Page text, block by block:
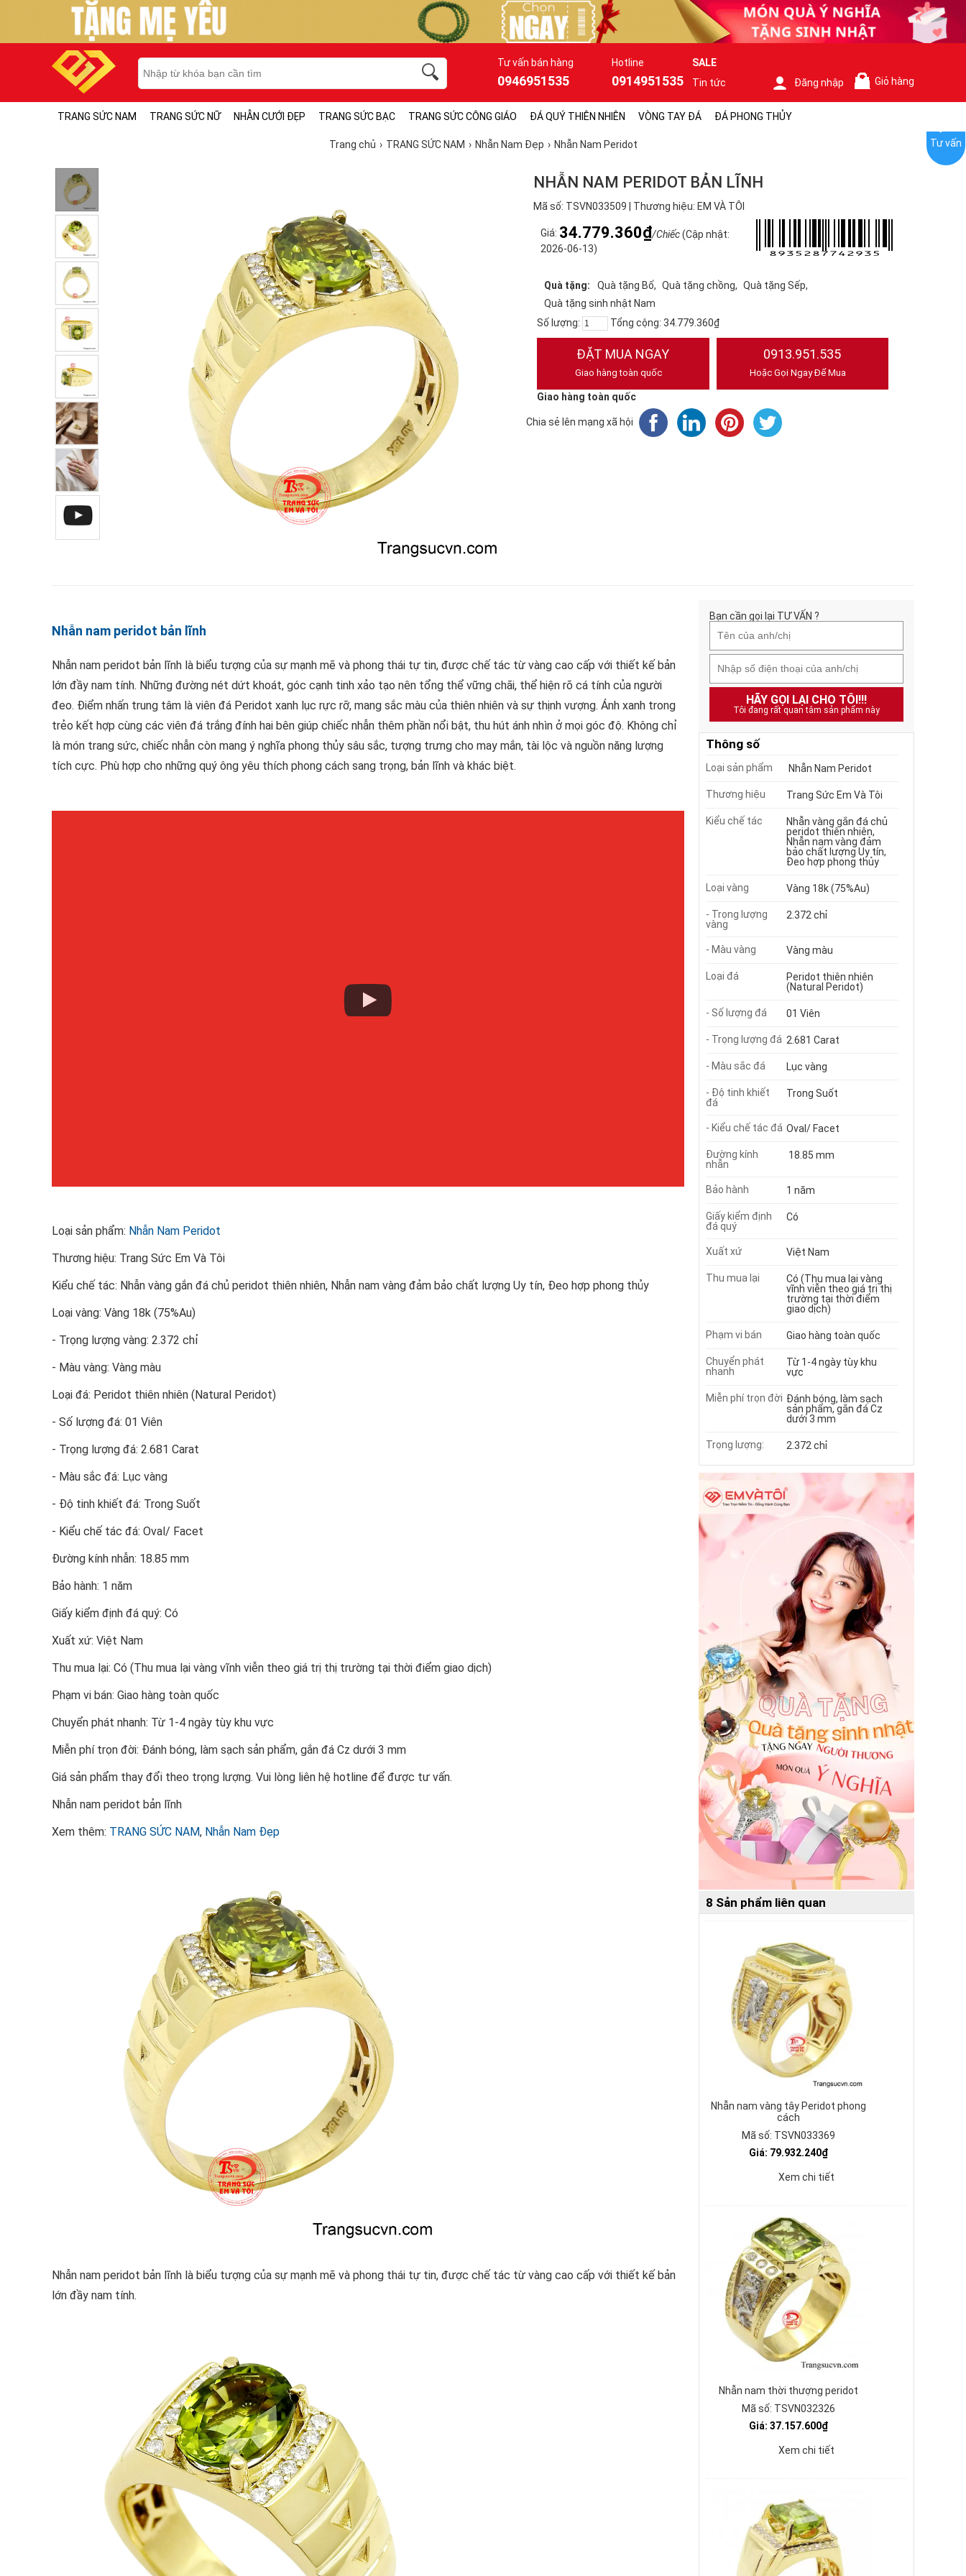
Tư vấn bán hàng
0946951535
Hotline
0914951535
SALE
Tin tức
Đăng nhập Giỏ hàng
TRANG SỨC NAM TRANG SỨC NỮ NHẪN CƯỚI ĐẸP TRANG SỨC BẠC TRANG SỨC CÔNG GIÁO ĐÁ QUÝ THIÊN NHIÊN VÒNG TAY ĐÁ ĐÁ PHONG THỦY
Trang chủ TRANG SỨC NAM Nhẫn Nam Đẹp Nhẫn Nam Peridot
NHẪN NAM PERIDOT BẢN LĨNH
Mã số: TSVN033509 | Thương hiệu: EM VÀ TÔI
Giá: 34.779.360₫/Chiếc(Cập nhật:
2026-06-13)
Quà tặng: Quà tặng Bố Quà tặng chồng
Quà tặng Sếp
Quà tặng sinh nhật Nam
Số lượng:
Tổng cộng: 34.779.360₫
ĐẶT MUA NGAY
Giao hàng toàn quốc
0913.951.535
Hoặc Gọi Ngay Để Mua
Giao hàng toàn quốc
Chia sẻ lên mạng xã hội
Nhẫn nam peridot bản lĩnh
Nhẫn nam peridot bản lĩnh là biểu tượng của sự mạnh mẽ và phong thái tự tin, được chế tác từ vàng cao cấp với thiết kế bản
lớn đầy nam tính. Những đường nét dứt khoát, góc cạnh tinh xảo tạo nên tổng thể vững chãi, thể hiện rõ cá tính của người
đeo. Điểm nhấn trung tâm là viên đá Peridot xanh lục rực rỡ, mang sắc màu của thiên nhiên và sự thịnh vượng. Ánh xanh trong
trẻo kết hợp cùng các viên đá trắng đính hai bên giúp chiếc nhẫn thêm phần nổi bật, thu hút ánh nhìn ở mọi góc độ. Không chỉ
là món trang sức, chiếc nhẫn còn mang ý nghĩa phong thủy sâu sắc, tượng trưng cho may mắn, tài lộc và nguồn năng lượng
tích cực. Phù hợp cho những quý ông yêu thích phong cách sang trọng, bản lĩnh và khác biệt.
Loại sản phẩm: Nhẫn Nam Peridot
Thương hiệu: Trang Sức Em Và Tôi
Kiểu chế tác: Nhẫn vàng gắn đá chủ peridot thiên nhiên, Nhẫn nam vàng đảm bảo chất lượng Uy tín, Đeo hợp phong thủy
Loại vàng: Vàng 18k (75%Au)
- Trọng lượng vàng: 2.372 chỉ
- Màu vàng: Vàng màu
Loại đá: Peridot thiên nhiên (Natural Peridot)
- Số lượng đá: 01 Viên
- Trọng lượng đá: 2.681 Carat
- Màu sắc đá: Lục vàng
- Độ tinh khiết đá: Trong Suốt
- Kiểu chế tác đá: Oval/ Facet
Đường kính nhẫn: 18.85 mm
Bảo hành: 1 năm
Giấy kiểm định đá quý: Có
Xuất xứ: Việt Nam
Thu mua lại: Có (Thu mua lại vàng vĩnh viễn theo giá trị thị trường tại thời điểm giao dịch)
Phạm vi bán: Giao hàng toàn quốc
Chuyển phát nhanh: Từ 1-4 ngày tùy khu vực
Miễn phí trọn đời: Đánh bóng, làm sạch sản phẩm, gắn đá Cz dưới 3 mm
Giá sản phẩm thay đổi theo trọng lượng. Vui lòng liên hệ hotline để được tư vấn.
Nhẫn nam peridot bản lĩnh
Xem thêm: TRANG SỨC NAM, Nhẫn Nam Đẹp
Nhẫn nam peridot bản lĩnh là biểu tượng của sự mạnh mẽ và phong thái tự tin, được chế tác từ vàng cao cấp với thiết kế bản
lớn đầy nam tính.
Bạn cần gọi lại TƯ VẤN ?
HÃY GỌI LẠI CHO TÔI!!!
Tôi đang rất quan tâm sản phẩm này
Thông số
Loại sản phẩm Nhẫn Nam Peridot
Thương hiệu Trang Sức Em Và Tôi
Kiểu chế tác
Nhẫn vàng gắn đá chủ
peridot thiên nhiên,
Nhẫn nam vàng đảm
bảo chất lượng Uy tín,
Đeo hợp phong thủy
Loại vàng Vàng 18k (75%Au)
- Trọng lượng
vàng
2.372 chỉ
- Màu vàng Vàng màu
Loại đá
Peridot thiên nhiên
(Natural Peridot)
- Số lượng đá 01 Viên
- Trọng lượng đá 2.681 Carat
- Màu sắc đá Lục vàng
- Độ tinh khiết
đá
Trong Suốt
- Kiểu chế tác đá Oval/ Facet
Đường kính
nhẫn
18.85 mm
Bảo hành 1 năm
Giấy kiểm định
đá quý
Có
Xuất xứ Việt Nam
Thu mua lại
Có (Thu mua lại vàng
vĩnh viễn theo giá trị thị
trường tại thời điểm
giao dịch)
Phạm vi bán Giao hàng toàn quốc
Chuyển phát
nhanh
Từ 1-4 ngày tùy khu
vực
Miễn phí trọn đời Đánh bóng, làm sạch
sản phẩm, gắn đá Cz
dưới 3 mm
Trọng lượng: 2.372 chỉ
8 Sản phẩm liên quan
Nhẫn nam vàng tây Peridot phong
cách
Mã số: TSVN033369
Giá: 79.932.240₫
Xem chi tiết
Nhẫn nam thời thượng peridot
Mã số: TSVN032326
Giá: 37.157.600₫
Xem chi tiết
Tư vấn